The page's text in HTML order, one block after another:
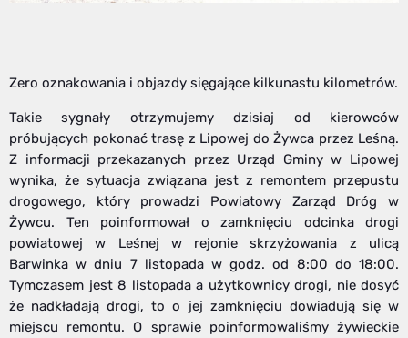
Zero oznakowania i objazdy sięgające kilkunastu kilometrów.
Takie sygnały otrzymujemy dzisiaj od kierowców
próbujących pokonać trasę z Lipowej do Żywca przez Leśną.
Z informacji przekazanych przez Urząd Gminy w Lipowej
wynika, że sytuacja związana jest z remontem przepustu
drogowego, który prowadzi Powiatowy Zarząd Dróg w
Żywcu. Ten poinformował o zamknięciu odcinka drogi
powiatowej w Leśnej w rejonie skrzyżowania z ulicą
Barwinka w dniu 7 listopada w godz. od 8:00 do 18:00.
Tymczasem jest 8 listopada a użytkownicy drogi, nie dosyć
że nadkładają drogi, to o jej zamknięciu dowiadują się w
miejscu remontu. O sprawie poinformowaliśmy żywieckie